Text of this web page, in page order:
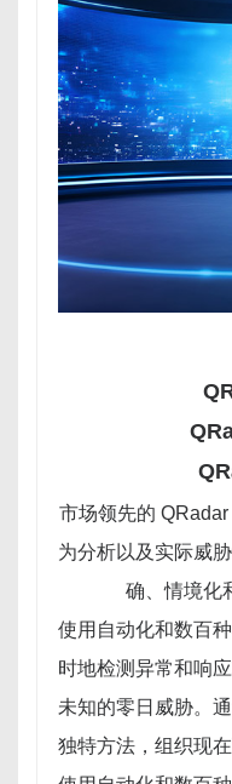
市场领先的
为分析以及实际威
确、情境化
使用自动化和数百
时地检测异常和响
未知的零日威胁。
独特方法，组织现